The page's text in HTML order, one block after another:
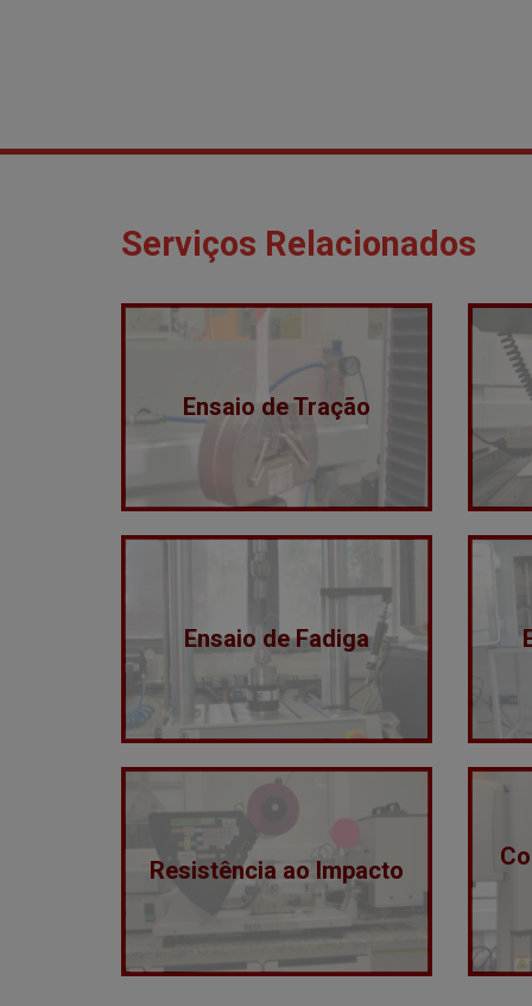
Serviços Relacionados
Ensaio de Tração
Ensaio de Fadiga
Resistência ao Impacto